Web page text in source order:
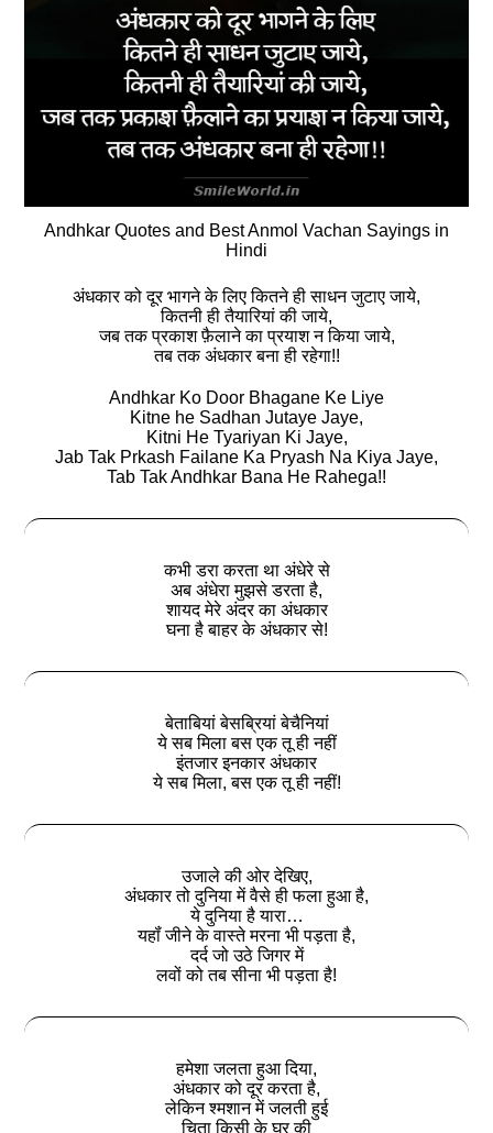
Andhkar Quotes and Best Anmol Vachan Sayings in
Hindi
अंधकार को दूर भागने के लिए कितने ही साधन जुटाए जाये,
कितनी ही तैयारियां की जाये,
जब तक प्रकाश फ़ैलाने का प्रयाश न किया जाये,
तब तक अंधकार बना ही रहेगा!!
Andhkar Ko Door Bhagane Ke Liye
Kitne he Sadhan Jutaye Jaye,
Kitni He Tyariyan Ki Jaye,
Jab Tak Prkash Failane Ka Pryash Na Kiya Jaye,
Tab Tak Andhkar Bana He Rahega!!
कभी डरा करता था अंधेरे से
अब अंधेरा मुझसे डरता है,
शायद मेरे अंदर का अंधकार
घना है बाहर के अंधकार से!
बेताबियां बेसब्रियां बेचैनियां
ये सब मिला बस एक तू ही नहीं
इंतजार इनकार अंधकार
ये सब मिला, बस एक तू ही नहीं!
उजाले की ओर देखिए,
अंधकार तो दुनिया में वैसे ही फला हुआ है,
ये दुनिया है यारा…
यहॉं जीने के वास्‍ते मरना भी पड़ता है,
दर्द जो उठे जिगर में
लवों को तब सीना भी पड़ता है!
हमेशा जलता हुआ दिया,
अंधकार को दूर करता है,
लेकिन श्मशान में जलती हुई
चिता किसी के घर की